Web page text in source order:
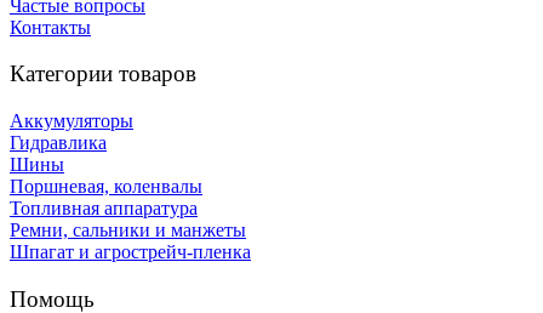
Частые вопросы
Контакты
Категории товаров
Аккумуляторы
Гидравлика
Шины
Поршневая, коленвалы
Топливная аппаратура
Ремни, сальники и манжеты
Шпагат и агрострейч-пленка
Помощь